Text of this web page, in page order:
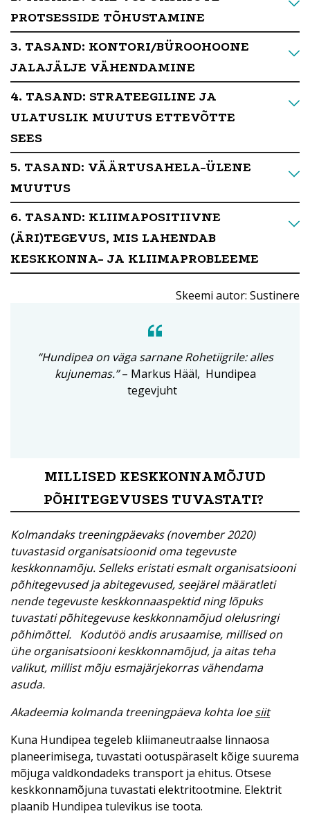
PROTSESSIDE TÕHUSTAMINE
3. TASAND: KONTORI/BÜROOHOONE
JALAJÄLJE VÄHENDAMINE
4. TASAND: STRATEEGILINE JA
ULATUSLIK MUUTUS ETTEVÕTTE
SEES
5. TASAND: VÄÄRTUSAHELA-ÜLENE
MUUTUS
6. TASAND: KLIIMAPOSITIIVNE
(ÄRI)TEGEVUS, MIS LAHENDAB
KESKKONNA- JA KLIIMAPROBLEEME
Skeemi autor: Sustinere
“Hundipea on väga sarnane Rohetiigrile: alles
kujunemas.”– Markus Hääl, Hundipea
tegevjuht
MILLISED KESKKONNAMÕJUD
PÕHITEGEVUSES TUVASTATI?
Kolmandaks treeningpäevaks (november 2020)
tuvastasid organisatsioonid oma tegevuste
keskkonnamõju. Selleks eristati esmalt organisatsiooni
põhitegevused ja abitegevused, seejärel määratleti
nende tegevuste keskkonnaaspektid ning lõpuks
tuvastati põhitegevuse keskkonnamõjud olelusringi
põhimõttel. Kodutöö andis arusaamise, millised on
ühe organisatsiooni keskkonnamõjud, ja aitas teha
valikut, millist mõju esmajärjekorras vähendama
asuda.
Akadeemia kolmanda treeningpäeva kohta loesiit
Kuna Hundipea tegeleb kliimaneutraalse linnaosa
planeerimisega, tuvastati ootuspäraselt kõige suurema
mõjuga valdkondadeks transport ja ehitus. Otsese
keskkonnamõjuna tuvastati elektritootmine. Elektrit
plaanib Hundipea tulevikus ise toota.